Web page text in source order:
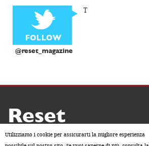
@reset_magazine
T
Reset
Utilizziamo i cookie per assicurarti la migliore esperienza